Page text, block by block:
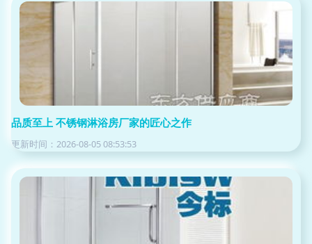
品质至上 不锈钢淋浴房厂家的匠心之作
更新时间：2026-08-05 08:53:53